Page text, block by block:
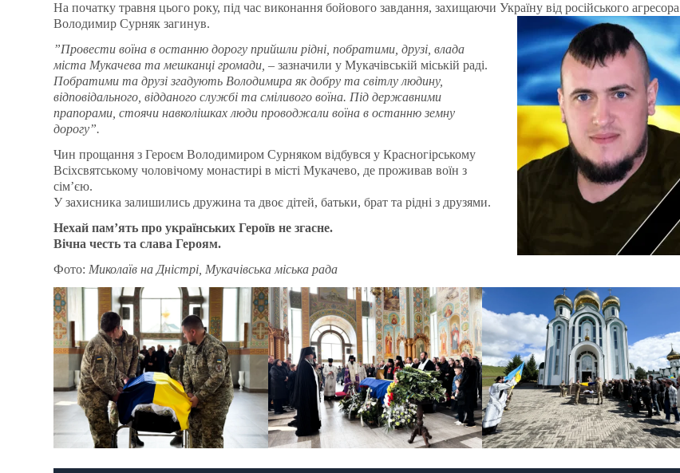
На початку травня цього року, під час виконання бойового завдання, захищаючи Україну від російського агресора
Володимир Сурняк загинув.
”Провести воїна в останню дорогу прийшли рідні, побратими, друзі, влада
міста Мукачева та мешканці громади, – зазначили у Мукачівській міській раді.
Побратими та друзі згадують Володимира як добру та світлу людину,
відповідального, відданого службі та сміливого воїна. Під державними
прапорами, стоячи навколішках люди проводжали воїна в останню земну
дорогу”.
Чин прощання з Героєм Володимиром Сурняком відбувся у Красногірському
Всіхсвятському чоловічому монастирі в місті Мукачево, де проживав воїн з
сім’єю.
У захисника залишились дружина та двоє дітей, батьки, брат та рідні з друзями.
Нехай пам’ять про українських Героїв не згасне.
Вічна честь та слава Героям.
Фото: Миколаїв на Дністрі, Мукачівська міська рада